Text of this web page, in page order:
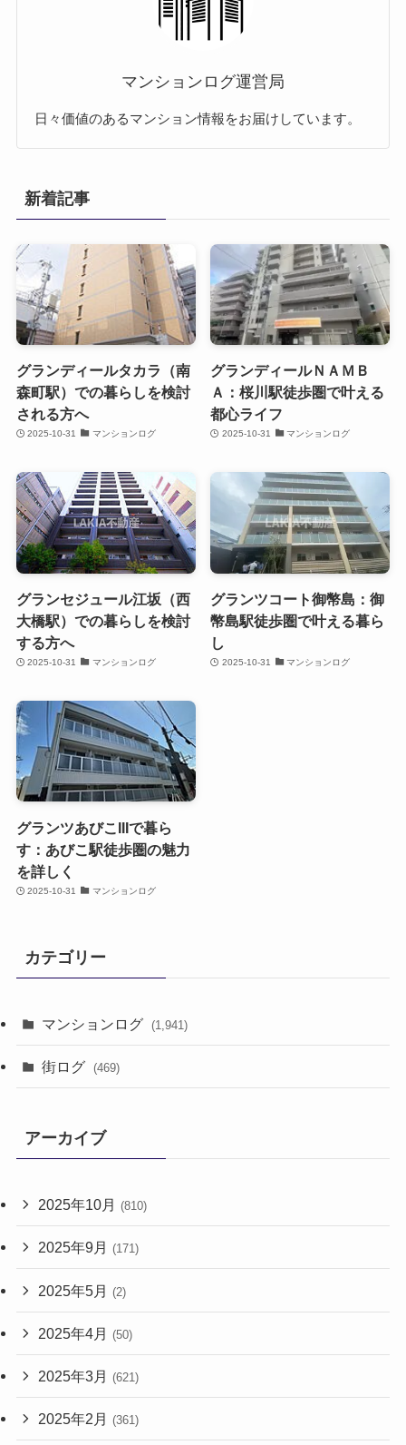
マンションログ運営局
日々価値のあるマンション情報をお届けしています。
新着記事
グランディールタカラ（南
森町駅）での暮らしを検討
される方へ
2025-10-31 マンションログ
グランディールＮＡＭＢ
Ａ：桜川駅徒歩圏で叶える
都心ライフ
2025-10-31 マンションログ
グランセジュール江坂（西
大橋駅）での暮らしを検討
する方へ
2025-10-31 マンションログ
グランツコート御幣島：御
幣島駅徒歩圏で叶える暮ら
し
2025-10-31 マンションログ
グランツあびこIIIで暮ら
す：あびこ駅徒歩圏の魅力
を詳しく
2025-10-31 マンションログ
カテゴリー
マンションログ (1,941)
街ログ (469)
アーカイブ
2025年10月 (810)
2025年9月 (171)
2025年5月 (2)
2025年4月 (50)
2025年3月 (621)
2025年2月 (361)